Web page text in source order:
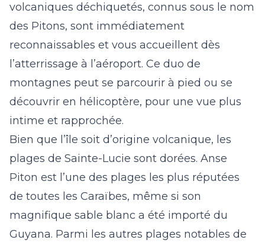
volcaniques déchiquetés, connus sous le nom
des Pitons, sont immédiatement
reconnaissables et vous accueillent dès
l’atterrissage à l’aéroport. Ce duo de
montagnes peut se parcourir à pied ou se
découvrir en hélicoptère, pour une vue plus
intime et rapprochée.
Bien que l’île soit d’origine volcanique, les
plages de Sainte-Lucie sont dorées. Anse
Piton est l’une des plages les plus réputées
de toutes les Caraïbes, même si son
magnifique sable blanc a été importé du
Guyana. Parmi les autres plages notables de